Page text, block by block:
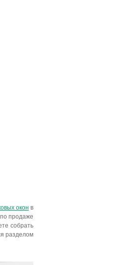
окон в
продаже
собрать
разделом